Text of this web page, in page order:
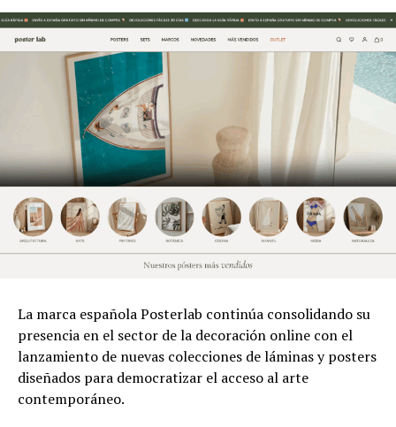
La marca española Posterlab continúa consolidando su
presencia en el sector de la decoración online con el
lanzamiento de nuevas colecciones de láminas y posters
diseñados para democratizar el acceso al arte
contemporáneo.